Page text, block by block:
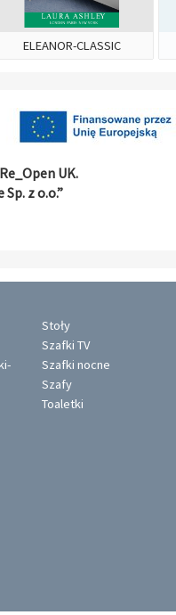
ELEANOR-CLASSIC
UK.
z o.o.”
Stoły
Szafki TV
Szafki nocne
Szafy
Toaletki